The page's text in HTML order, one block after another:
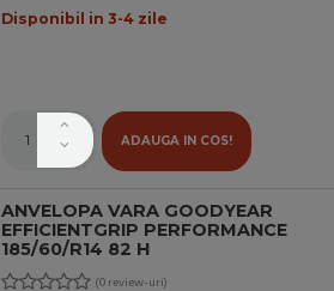
Disponibil in 3-4 zile
ADAUGA IN COS!
ANVELOPA VARA GOODYEAR
EFFICIENTGRIP PERFORMANCE
185/60/R14 82 H
(0 review-uri)